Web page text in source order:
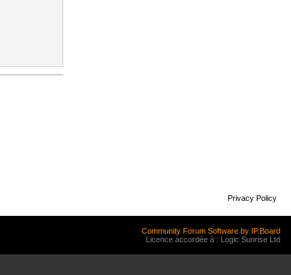
Privacy Policy
Community Forum Software by IP.Board
Licence accordée à : Logic Sunrise Ltd